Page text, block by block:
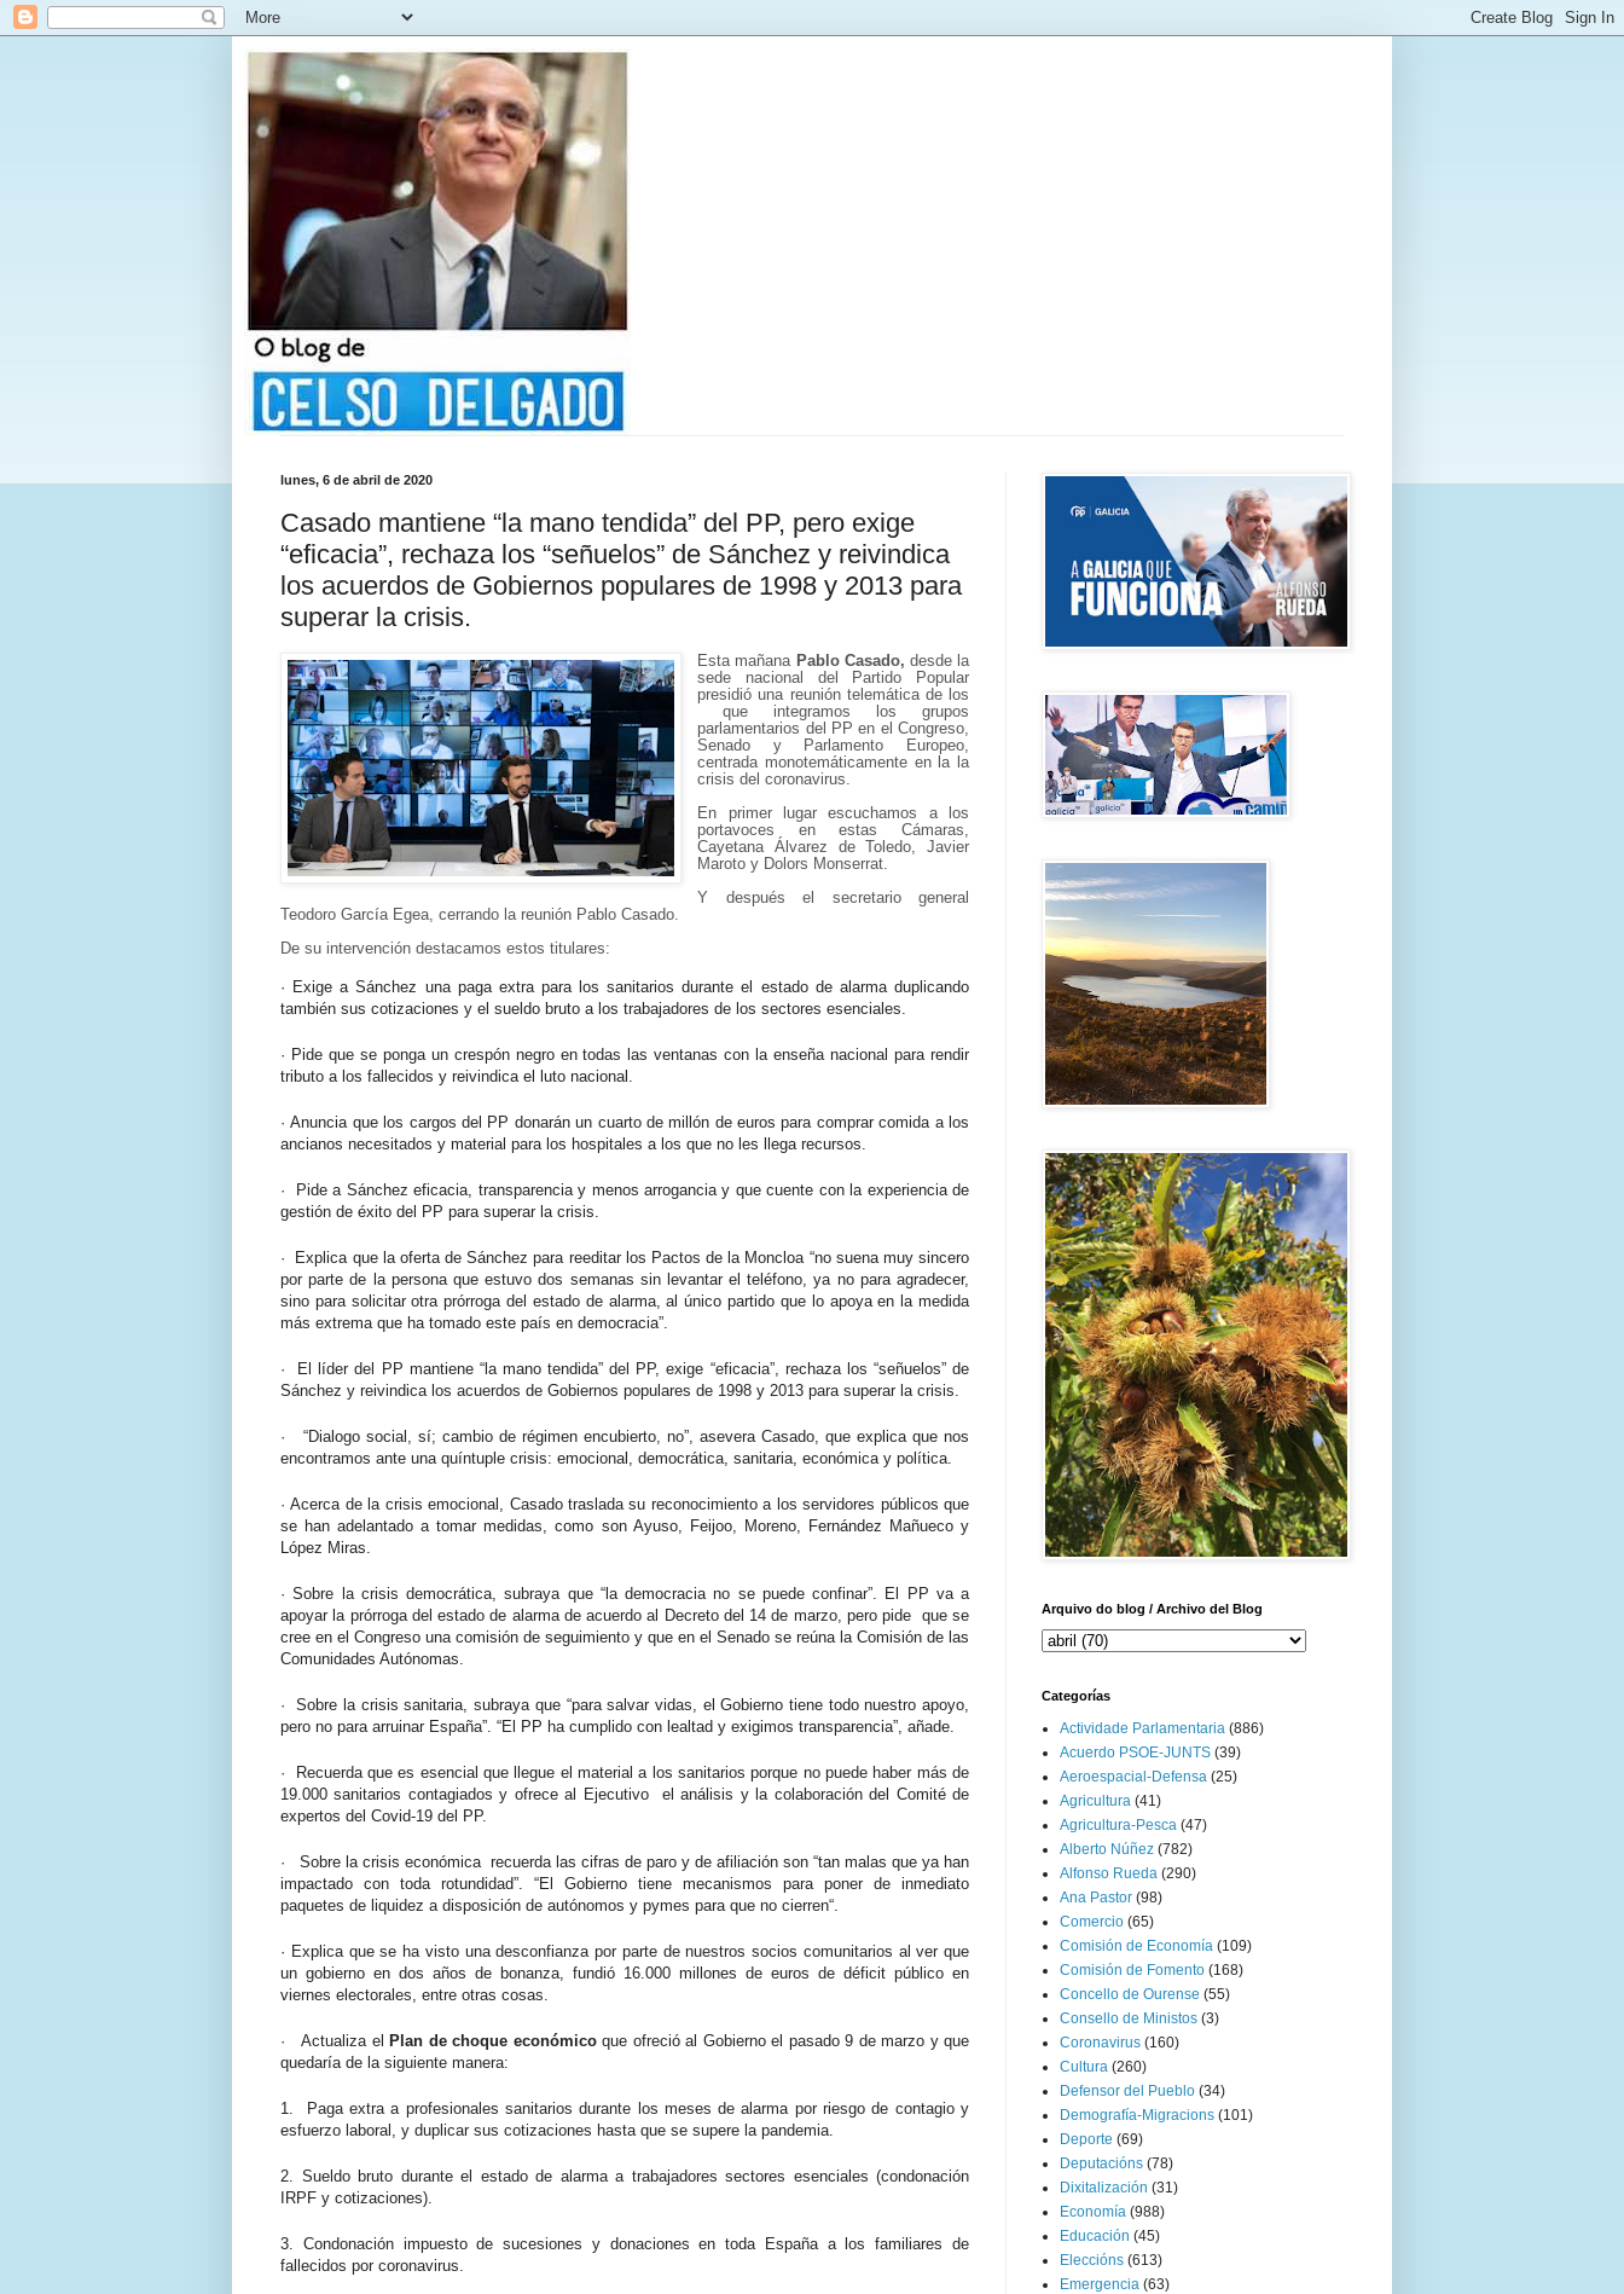
lunes, 6 de abril de 2020
Casado mantiene “la mano tendida” del PP, pero exige
“eficacia”, rechaza los “señuelos” de Sánchez y reivindica
los acuerdos de Gobiernos populares de 1998 y 2013 para
superar la crisis.
Esta mañana Pablo Casado, desde la
sede nacional del Partido Popular
presidió una reunión telemática de los
que integramos los grupos
parlamentarios del PP en el Congreso,
Senado y Parlamento Europeo,
centrada monotemáticamente en la la
crisis del coronavirus.
En primer lugar escuchamos a los
portavoces en estas Cámaras,
Cayetana Álvarez de Toledo, Javier
Maroto y Dolors Monserrat.
Y después el secretario general
Teodoro García Egea, cerrando la reunión Pablo Casado.
De su intervención destacamos estos titulares:
· Exige a Sánchez una paga extra para los sanitarios durante el estado de alarma duplicando
también sus cotizaciones y el sueldo bruto a los trabajadores de los sectores esenciales.
· Pide que se ponga un crespón negro en todas las ventanas con la enseña nacional para rendir
tributo a los fallecidos y reivindica el luto nacional.
· Anuncia que los cargos del PP donarán un cuarto de millón de euros para comprar comida a los
ancianos necesitados y material para los hospitales a los que no les llega recursos.
·
Pide a Sánchez eficacia, transparencia y menos arrogancia y que cuente con la experiencia de
gestión de éxito del PP para superar la crisis.
·
Explica que la oferta de Sánchez para reeditar los Pactos de la Moncloa “no suena muy sincero
por parte de la persona que estuvo dos semanas sin levantar el teléfono, ya no para agradecer,
sino para solicitar otra prórroga del estado de alarma, al único partido que lo apoya en la medida
más extrema que ha tomado este país en democracia”.
·
El líder del PP mantiene “la mano tendida” del PP, exige “eficacia”, rechaza los “señuelos” de
Sánchez y reivindica los acuerdos de Gobiernos populares de 1998 y 2013 para superar la crisis.
·
“Dialogo social, sí; cambio de régimen encubierto, no”, asevera Casado, que explica que nos
encontramos ante una quíntuple crisis: emocional, democrática, sanitaria, económica y política.
· Acerca de la crisis emocional, Casado traslada su reconocimiento a los servidores públicos que
se han adelantado a tomar medidas, como son Ayuso, Feijoo, Moreno, Fernández Mañueco y
López Miras.
· Sobre la crisis democrática, subraya que “la democracia no se puede confinar”. El PP va a
apoyar la prórroga del estado de alarma de acuerdo al Decreto del 14 de marzo, pero pide que se
cree en el Congreso una comisión de seguimiento y que en el Senado se reúna la Comisión de las
Comunidades Autónomas.
·
Sobre la crisis sanitaria, subraya que “para salvar vidas, el Gobierno tiene todo nuestro apoyo,
pero no para arruinar España”. “El PP ha cumplido con lealtad y exigimos transparencia”, añade.
·
Recuerda que es esencial que llegue el material a los sanitarios porque no puede haber más de
19.000 sanitarios contagiados y ofrece al Ejecutivo el análisis y la colaboración del Comité de
expertos del Covid-19 del PP.
·
Sobre la crisis económica recuerda las cifras de paro y de afiliación son “tan malas que ya han
impactado con toda rotundidad”. “El Gobierno tiene mecanismos para poner de inmediato
paquetes de liquidez a disposición de autónomos y pymes para que no cierren“.
· Explica que se ha visto una desconfianza por parte de nuestros socios comunitarios al ver que
un gobierno en dos años de bonanza, fundió 16.000 millones de euros de déficit público en
viernes electorales, entre otras cosas.
· Actualiza elPlan de choque económicoque ofreció al Gobierno el pasado 9 de marzo y que
quedaría de la siguiente manera:
1.
Paga extra a profesionales sanitarios durante los meses de alarma por riesgo de contagio y
esfuerzo laboral, y duplicar sus cotizaciones hasta que se supere la pandemia.
2. Sueldo bruto durante el estado de alarma a trabajadores sectores esenciales (condonación
IRPF y cotizaciones).
3. Condonación impuesto de sucesiones y donaciones en toda España a los familiares de
fallecidos por coronavirus.
Arquivo do blog / Archivo del Blog
Categorías
Actividade Parlamentaria (886)
Acuerdo PSOE-JUNTS (39)
Aeroespacial-Defensa (25)
Agricultura (41)
Agricultura-Pesca (47)
Alberto Núñez (782)
Alfonso Rueda (290)
Ana Pastor (98)
Comercio (65)
Comisión de Economía (109)
Comisión de Fomento (168)
Concello de Ourense (55)
Consello de Ministos (3)
Coronavirus (160)
Cultura (260)
Defensor del Pueblo (34)
Demografía-Migracions (101)
Deporte (69)
Deputacións (78)
Dixitalización (31)
Economía (988)
Educación (45)
Eleccións (613)
Emergencia (63)